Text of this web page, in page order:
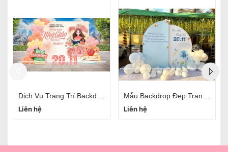
Liên hệ
Liên hệ